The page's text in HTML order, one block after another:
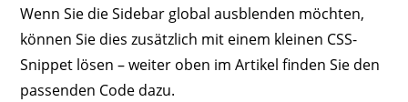
Wenn Sie die Sidebar global ausblenden möchten,
können Sie dies zusätzlich mit einem kleinen CSS-
Snippet lösen – weiter oben im Artikel finden Sie den
passenden Code dazu.